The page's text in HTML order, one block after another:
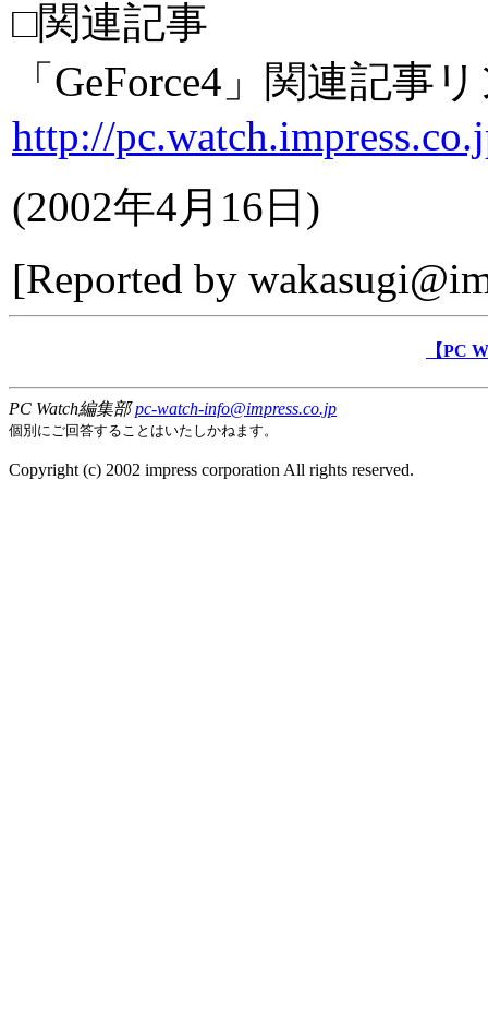
□関連記事
「GeForce4」関連記事
http://
(2002年4月16日 )
[Reported by
【PC
PC Watch編集部pc-watch-info@impress.co.jp
個別にご回答することはいたしかねます。
Copyright (c) 2002 impress corporation All rights reserved.